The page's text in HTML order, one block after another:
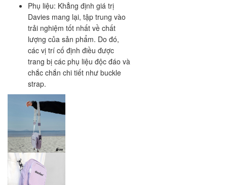
Phụ liệu: Khẳng định giá trị
Davies mang lại, tập trung vào
trải nghiệm tốt nhất về chất
lượng của sản phẩm. Do đó,
các vị trí cố định điều được
trang bị các phụ liệu độc đáo và
chắc chắn chi tiết như buckle
strap.